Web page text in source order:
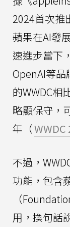
2024首次推
蘋果在AI發
速進步當下
OpenAI等
的WWDC相
略顯保守，
年（WWDC
不過，
功能，包含
（
用，換句話